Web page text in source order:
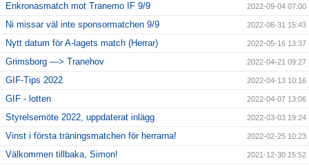
Enkronasmatch mot Tranemo IF 9/9 2022-09-04 07:00
Ni missar väl inte sponsormatchen 9/9 2022-08-31 15:43
Nytt datum för A-lagets match (Herrar) 2022-05-16 13:37
Grimsborg —> Tranehov 2022-04-21 09:27
GIF-Tips 2022 2022-04-13 10:16
GIF - lotten 2022-04-07 13:06
Styrelsemöte 2022, uppdaterat inlägg 2022-03-03 19:24
Vinst i första träningsmatchen för herrarna! 2022-02-25 10:23
Välkommen tillbaka, Simon! 2021-12-30 15:52